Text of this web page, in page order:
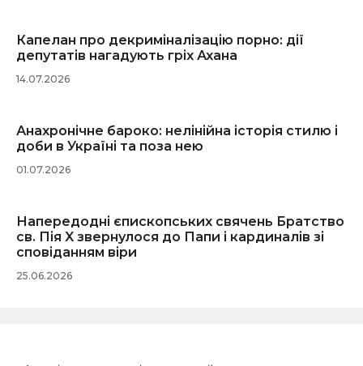
Капелан про декриміналізацію порно: дії
депутатів нагадують гріх Ахана
14.07.2026
Анахронічне бароко: нелінійна історія стилю і
доби в Україні та поза нею
01.07.2026
Напередодні єпископських свячень Братство
св. Пія X звернулося до Папи і кардиналів зі
сповіданням віри
25.06.2026